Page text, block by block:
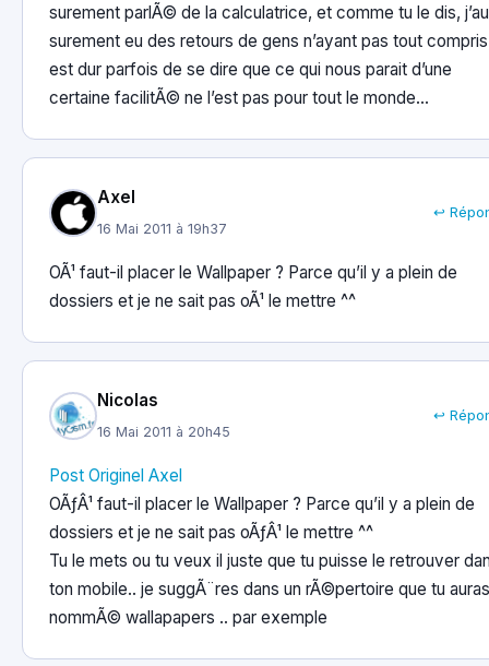
surement parlÃ© de la calculatrice, et comme tu le dis,
surement eu des retours de gens n’ayant pas tout
est dur parfois de se dire que ce qui nous parait d’une
certaine facilitÃ© ne l’est pas pour tout le monde…
Axel
16 Mai 2011 à 19h37
↩
OÃ¹ faut-il placer le Wallpaper ? Parce qu’il y a plein de
dossiers et je ne sait pas oÃ¹ le mettre ^^
Nicolas
16 Mai 2011 à 20h45
↩
Post Originel Axel
OÃƒÂ¹ faut-il placer le Wallpaper ? Parce qu’il y a plein de
dossiers et je ne sait pas oÃƒÂ¹ le mettre ^^
Tu le mets ou tu veux il juste que tu puisse le retrouver
ton mobile.. je suggÃ¨res dans un rÃ©pertoire que tu auras
nommÃ© wallapapers .. par exemple